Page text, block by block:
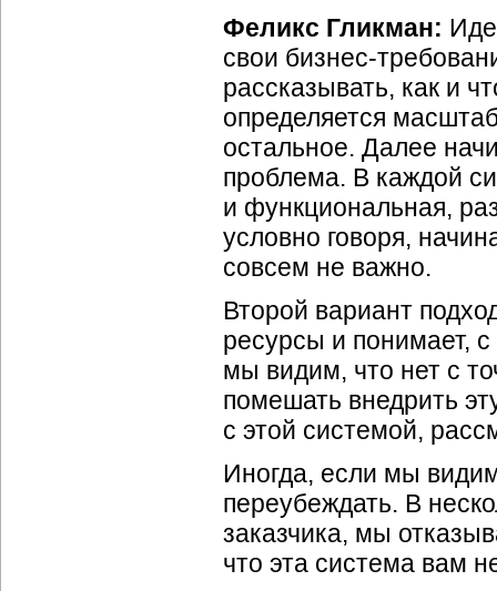
Феликс Гликман:
свои бизнес-
рассказывать, как и
определяется
остальное. Далее
проблема. В каждой
и функциональная,
условно говоря,
совсем не важно.
Второй вариант
ресурсы и понимает,
мы видим, что нет с
помешать внедрить
с этой системой,
Иногда, если мы
переубеждать. В
заказчика, мы
что эта система вам